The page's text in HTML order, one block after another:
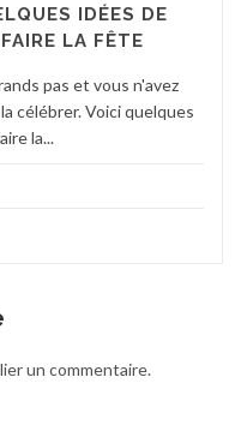
IDÉES DE
LA FÊTE
pas et vous n'avez
célébrer. Voici quelques
la...
un commentaire.